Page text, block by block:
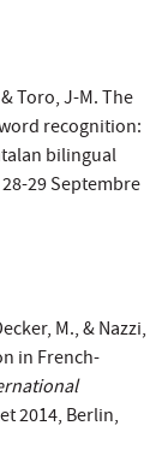
Toro, J-M. The
recognition:
bilingual
29 Septembre
M., & Nazzi,
in French-
2014, Berlin,